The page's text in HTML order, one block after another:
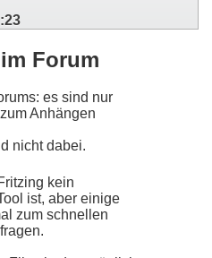
Forum
es sind nur
Anhängen
nicht dabei.
kein
ist, aber einige
zum schnellen